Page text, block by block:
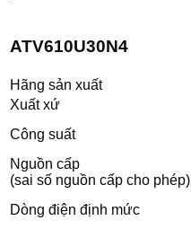
ATV610U30N4
Hãng sản xuất
Xuất xứ
Công suất
Nguồn cấp
(sai số nguồn cấp cho phép)
Dòng điện định mức